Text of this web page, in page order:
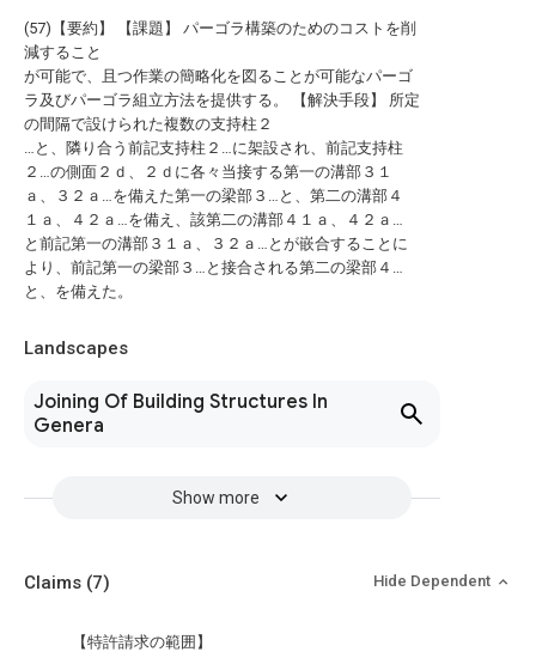
(57)【要約】 【課題】 パーゴラ構築のためのコストを削
減すること
が可能で、且つ作業の簡略化を図ることが可能なパーゴ
ラ及びパーゴラ組立方法を提供する。 【解決手段】 所定
の間隔で設けられた複数の支持柱２
…と、隣り合う前記支持柱２…に架設され、前記支持柱
２…の側面２ｄ、２ｄに各々当接する第一の溝部３１
ａ、３２ａ…を備えた第一の梁部３…と、第二の溝部４
１ａ、４２ａ…を備え、該第二の溝部４１ａ、４２ａ…
と前記第一の溝部３１ａ、３２ａ…とが嵌合することに
より、前記第一の梁部３…と接合される第二の梁部４…
と、を備えた。
Landscapes
Joining Of Building Structures In
Genera
Show more
Claims (7) Hide Dependent
【特許請求の範囲】